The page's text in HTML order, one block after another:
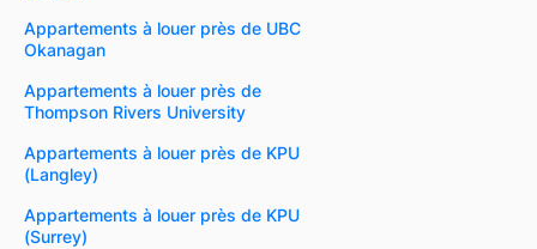
Appartements à louer près de UBC
Okanagan
Appartements à louer près de
Thompson Rivers University
Appartements à louer près de KPU
(Langley)
Appartements à louer près de KPU
(Surrey)